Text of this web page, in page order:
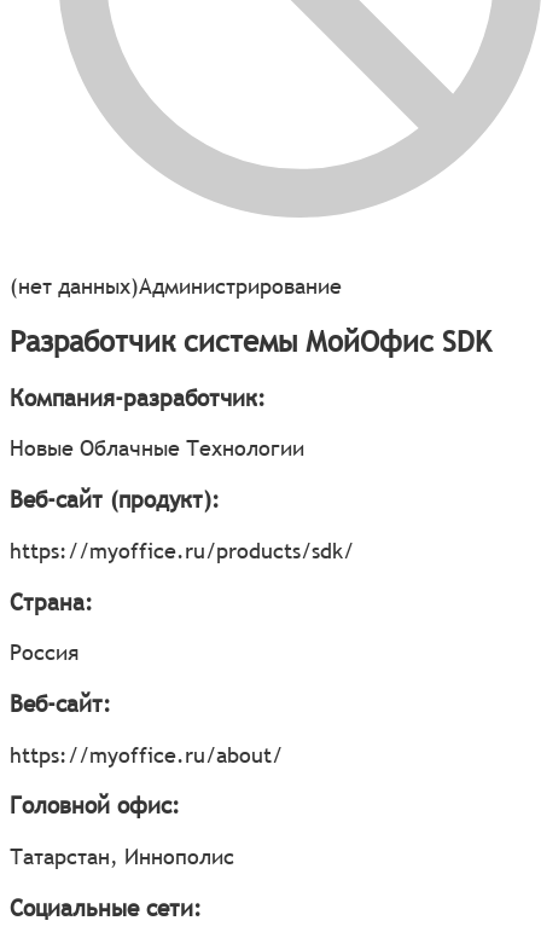
(нет данных)Администрирование
Разработчик системы МойОфис SDK
Компания-разработчик:
Новые Облачные Технологии
Веб-сайт (продукт):
https://myoffice.ru/products/sdk/
Страна:
Россия
Веб-сайт:
https://myoffice.ru/about/
Головной офис:
Татарстан, Иннополис
Социальные сети: